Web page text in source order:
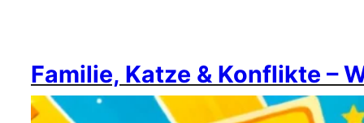
Familie, Katze & Konflikte –